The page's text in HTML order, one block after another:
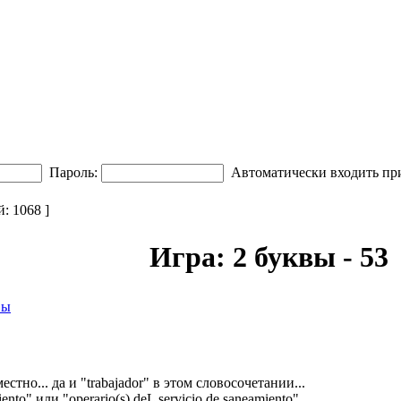
Пароль:
Автоматически входить
1068 ]
Игра: 2 буквы - 53
да и "trabajador" в этом словосочетании...